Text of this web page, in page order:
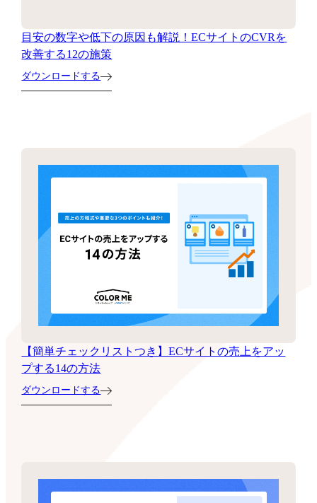
目安の数字や低下の原因も解説！ECサイトのCVRを
改善する12の施策
【簡単チェックリストつき】ECサイトの売上をアッ
プする14の方法